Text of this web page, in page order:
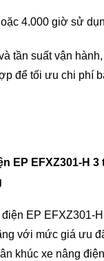
4.000 giờ sử
tần suất vận
để tối ưu chi phí
EP EFXZ301-H
điện EP EFXZ301-
với mức giá ưu
khúc xe nâng